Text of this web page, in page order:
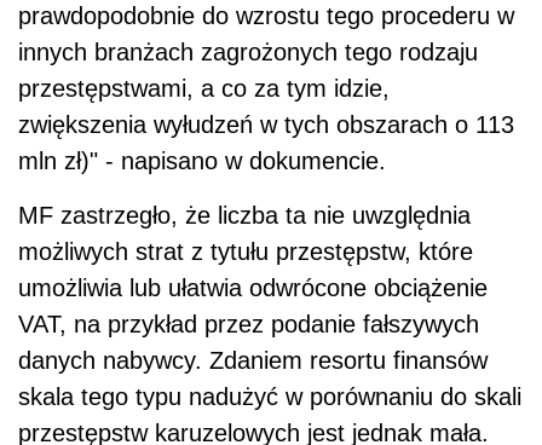
prawdopodobnie do wzrostu tego procederu w
innych branżach zagrożonych tego rodzaju
przestępstwami, a co za tym idzie,
zwiększenia wyłudzeń w tych obszarach o 113
mln zł)" - napisano w dokumencie.
MF zastrzegło, że liczba ta nie uwzględnia
możliwych strat z tytułu przestępstw, które
umożliwia lub ułatwia odwrócone obciążenie
VAT, na przykład przez podanie fałszywych
danych nabywcy. Zdaniem resortu finansów
skala tego typu nadużyć w porównaniu do skali
przestępstw karuzelowych jest jednak mała.